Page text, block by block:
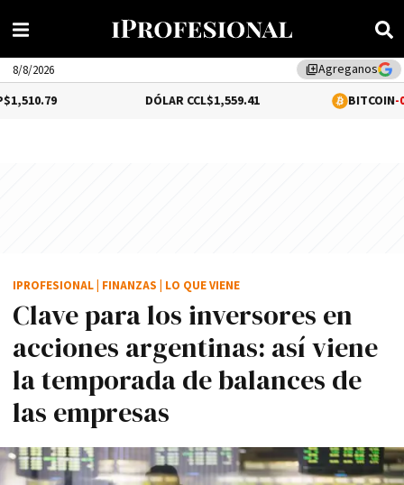
library_addAgreganos
8/8/2026
$1,559.41 -0.02%
Clave para los inversores en
acciones argentinas: así viene
la temporada de balances de
las empresas
IPROFESIONAL FINANZAS LO QUE VIENE